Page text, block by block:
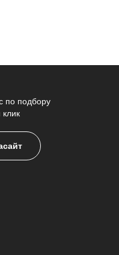
по подбору
клик